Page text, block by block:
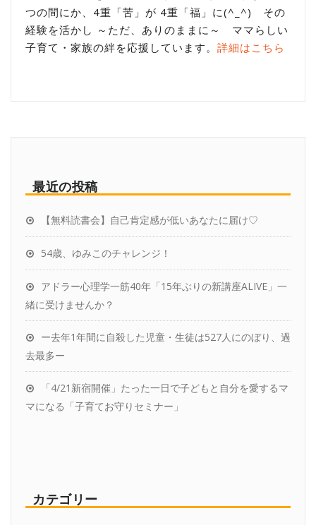
つの間にか、4重「苦」が 4重「福」に(^_^) その
経験を活かし ～ただ、ありのままに～ ママらしい
子育て・家族の絆を応援しています。 詳細はこちら
最近の投稿
【無料読書会】自己肯定感が低いあなたに届け♡
54歳、ゆみこのチャレンジ！
アドラー心理学一筋40年「15年ぶりの新講座ALIVE」一
緒に受けませんか？
ー去年1年間に自殺した児童・生徒は527人にのぼり、過
去最多ー
「4/21新宿開催」たった一日で子どもと自分を愛するマ
マになる「子育てお守りセミナー」
カテゴリー